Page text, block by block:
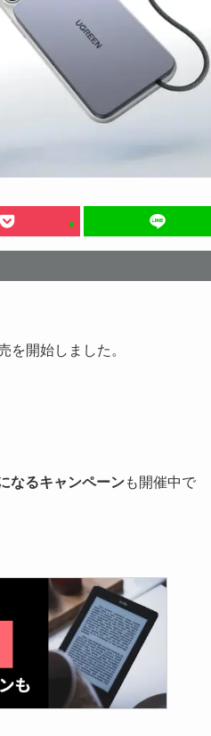
を開始しました。
なるキャンペーンも開催中で